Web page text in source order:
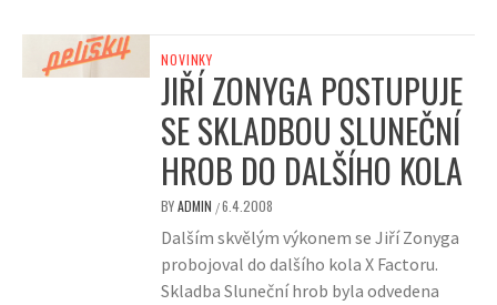
NOVINKY
JIŘÍ ZONYGA POSTUPUJE
SE SKLADBOU SLUNEČNÍ
HROB DO DALŠÍHO KOLA
BYADMIN /6.4.2008
Dalším skvělým výkonem se Jiří Zonyga
probojoval do dalšího kola X Factoru.
Skladba Sluneční hrob byla odvedena